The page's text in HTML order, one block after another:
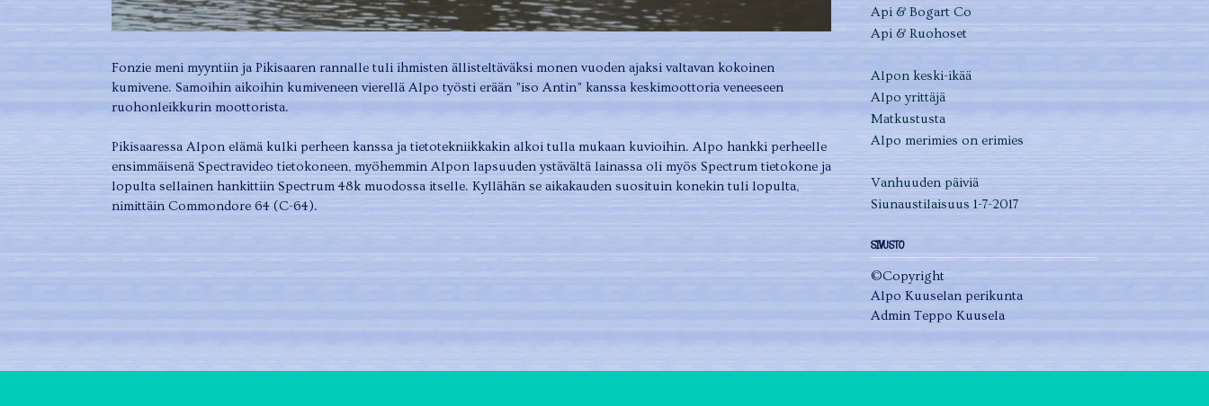
Fonzie meni myyntiin ja Pikisaaren rannalle tuli ihmisten ällisteltäväksi monen vuoden ajaksi valtavan kokoinen
kumivene. Samoihin aikoihin kumiveneen vierellä Alpo työsti erään ”iso Antin” kanssa keskimoottoria veneeseen
ruohonleikkurin moottorista.
Pikisaaressa Alpon elämä kulki perheen kanssa ja tietotekniikkakin alkoi tulla mukaan kuvioihin. Alpo hankki perheelle
ensimmäisenä Spectravideo tietokoneen, myöhemmin Alpon lapsuuden ystävältä lainassa oli myös Spectrum tietokone ja
lopulta sellainen hankittiin Spectrum 48k muodossa itselle. Kyllähän se aikakauden suosituin konekin tuli lopulta,
nimittäin Commondore 64 (C-64).
Api & Bogart Co
Api & Ruohoset
Alpon keski-ikää
Alpo yrittäjä
Matkustusta
Alpo merimies on erimies
Vanhuuden päiviä
Siunaustilaisuus 1-7-2017
SIVUSTO
©Copyright
Alpo Kuuselan perikunta
Admin Teppo Kuusela